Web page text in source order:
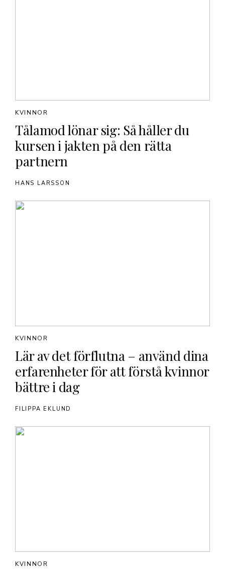
Tålamod lönar sig: Så håller du
kursen i jakten på den rätta
partnern
KVINNOR
HANS LARSSON
Lär av det förflutna – använd dina
erfarenheter för att förstå kvinnor
bättre i dag
KVINNOR
FILIPPA EKLUND
KVINNOR